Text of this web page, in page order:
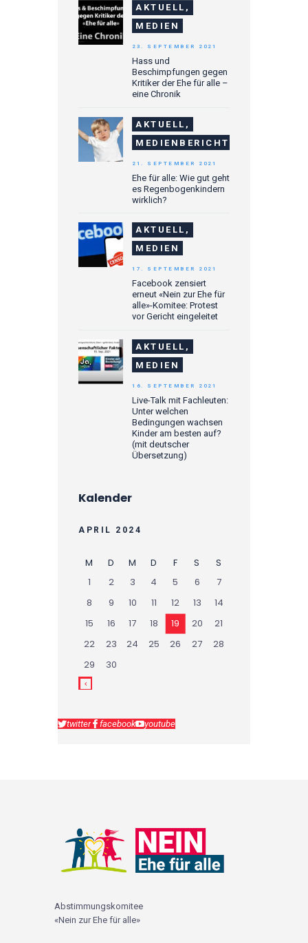
AKTUELL,
MEDIEN
Hass und
Beschimpfungen gegen
Kritiker der Ehe für alle –
eine Chronik
23. SEPTEMBER 2021
AKTUELL,
MEDIENBERICHTE
Ehe für alle: Wie gut geht
es Regenbogenkindern
wirklich?
21. SEPTEMBER 2021
AKTUELL,
MEDIEN
Facebook zensiert
erneut «Nein zur Ehe für
alle»-Komitee: Protest
vor Gericht eingeleitet
17. SEPTEMBER 2021
AKTUELL,
MEDIEN
Live-Talk mit Fachleuten:
Unter welchen
Bedingungen wachsen
Kinder am besten auf?
(mit deutscher
Übersetzung)
16. SEPTEMBER 2021
Kalender
APRIL 2024
M D M D F S
S
1
2 3 4 5 6
7
8
9 10 11 12 13
14
15
16 17 18 19 20
21
22
23 24 25 26 27
28
29
30
twitter facebook youtube
Abstimmungskomitee
«Nein zur Ehe für alle»